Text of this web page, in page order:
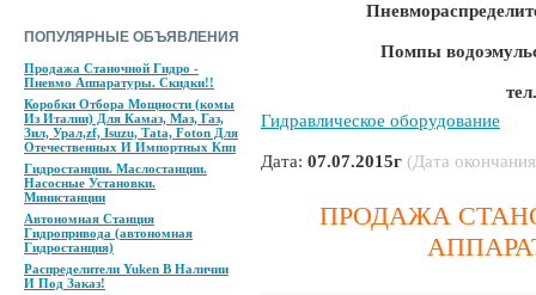
ПОПУЛЯРНЫЕ ОБЪЯВЛЕНИЯ
Продажа Станочной Гидро -
Пневмо Аппаратуры. Скидки!!
Коробки Отбора Мощности (комы
Из Италии) Для Камаз, Маз, Газ,
Зил, Урал,zf, Isuzu, Tаtа, Foton Для
Отечественных И Импортных Кпп
Гидростанции. Маслостанции.
Насосные Установки.
Министанции
Автономная Станция
Гидропривода (автономная
Гидростанция)
Распределители Yuken В Наличии
И Под Заказ!
Помпы
Гидравлическое оборудование
Дата: 07.07.2015г (Дата
ПРОДАЖА